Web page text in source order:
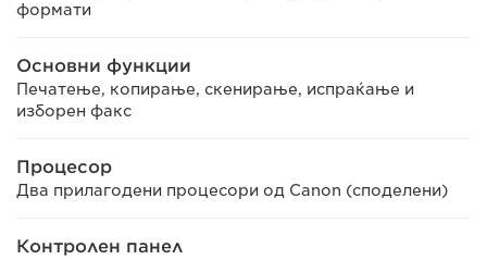
формати
Основни функции
Печатење, копирање, скенирање, испраќање и
изборен факс
Процесор
Два прилагодени процесори од Canon (споделени)
Контролен панел